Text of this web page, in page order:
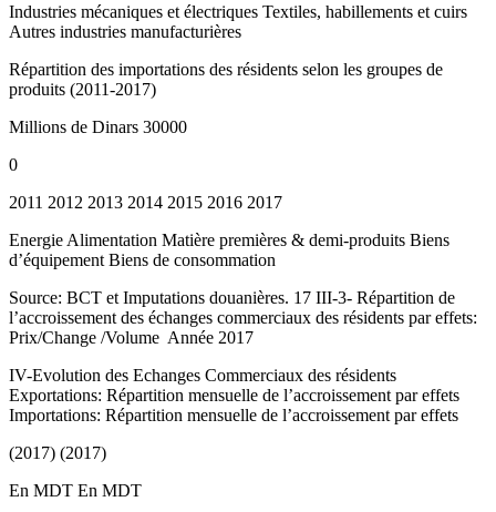
Industries mécaniques et électriques Textiles, habillements et cuirs
Autres industries manufacturières
Répartition des importations des résidents selon les groupes de
produits (2011-2017)
Millions de Dinars 30000
0
2011 2012 2013 2014 2015 2016 2017
Energie Alimentation Matière premières & demi-produits Biens
d’équipement Biens de consommation
Source: BCT et Imputations douanières. 17 III-3- Répartition de
l’accroissement des échanges commerciaux des résidents par effets:
Prix/Change /Volume ­ Année 2017
IV-Evolution des Echanges Commerciaux des résidents
Exportations: Répartition mensuelle de l’accroissement par effets
Importations: Répartition mensuelle de l’accroissement par effets
(2017) (2017)
En MDT En MDT